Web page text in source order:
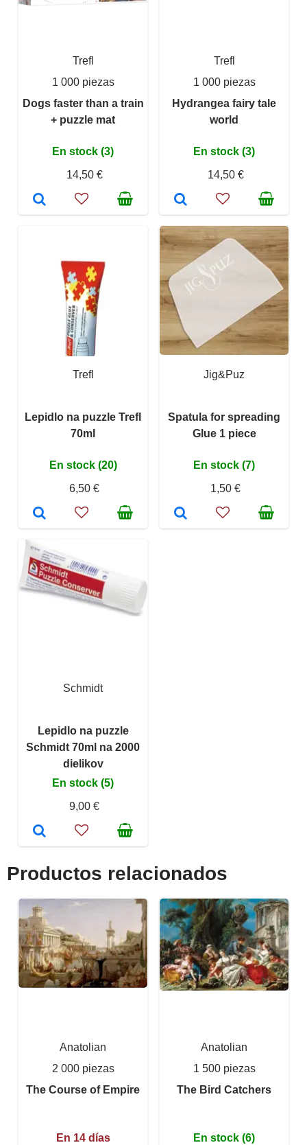
Trefl
1 000 piezas
Dogs faster than a train
+ puzzle mat
En stock (3)
14,50 €
Trefl
1 000 piezas
Hydrangea fairy tale
world
En stock (3)
14,50 €
Trefl
Lepidlo na puzzle Trefl
70ml
En stock (20)
6,50 €
Jig&Puz
Spatula for spreading
Glue 1 piece
En stock (7)
1,50 €
Schmidt
Lepidlo na puzzle
Schmidt 70ml na 2000
dielikov
En stock (5)
9,00 €
Productos relacionados
Anatolian
2 000 piezas
The Course of Empire
En 14 días
Anatolian
1 500 piezas
The Bird Catchers
En stock (6)